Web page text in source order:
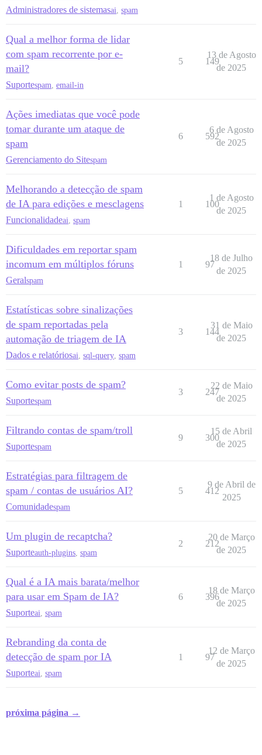
Administradores de sistemasai spam
Qual a melhor forma de lidar
com spam recorrente por e-
mail?
Suportespam email-in
5 149
13 de Agosto
de 2025
Ações imediatas que você pode
tomar durante um ataque de
spam
Gerenciamento do Sitespam
6 592
6 de Agosto
de 2025
Melhorando a detecção de spam
de IA para edições e mesclagens
Funcionalidadeai spam
1 100
1 de Agosto
de 2025
Dificuldades em reportar spam
incomum em múltiplos fóruns
Geralspam
1 97
18 de Julho
de 2025
Estatísticas sobre sinalizações
de spam reportadas pela
automação de triagem de IA
Dados e relatóriosai sql-query spam
3 144
31 de Maio
de 2025
Como evitar posts de spam?
Suportespam
3 247
22 de Maio
de 2025
Filtrando contas de spam/troll
Suportespam
9 300
15 de Abril
de 2025
Estratégias para filtragem de
spam / contas de usuários AI?
Comunidadespam
5 412
9 de Abril de
2025
Um plugin de recaptcha?
Suporteauth-plugins spam
2 212
20 de Março
de 2025
Qual é a IA mais barata/melhor
para usar em Spam de IA?
Suporteai spam
6 396
18 de Março
de 2025
Rebranding da conta de
detecção de spam por IA
Suporteai spam
1 97
12 de Março
de 2025
próxima página →